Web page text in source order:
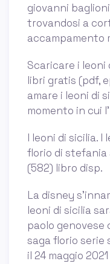
giovanni
trovandosi a
accampamento
Scaricare i leoni
libri gratis (pdf,
amare i leoni di
momento in cui
I leoni di sicilia. I
florio di stefania
(582) libro disp.
La disney
leoni di sicilia
paolo genovese
saga florio serie
il 24 maggio